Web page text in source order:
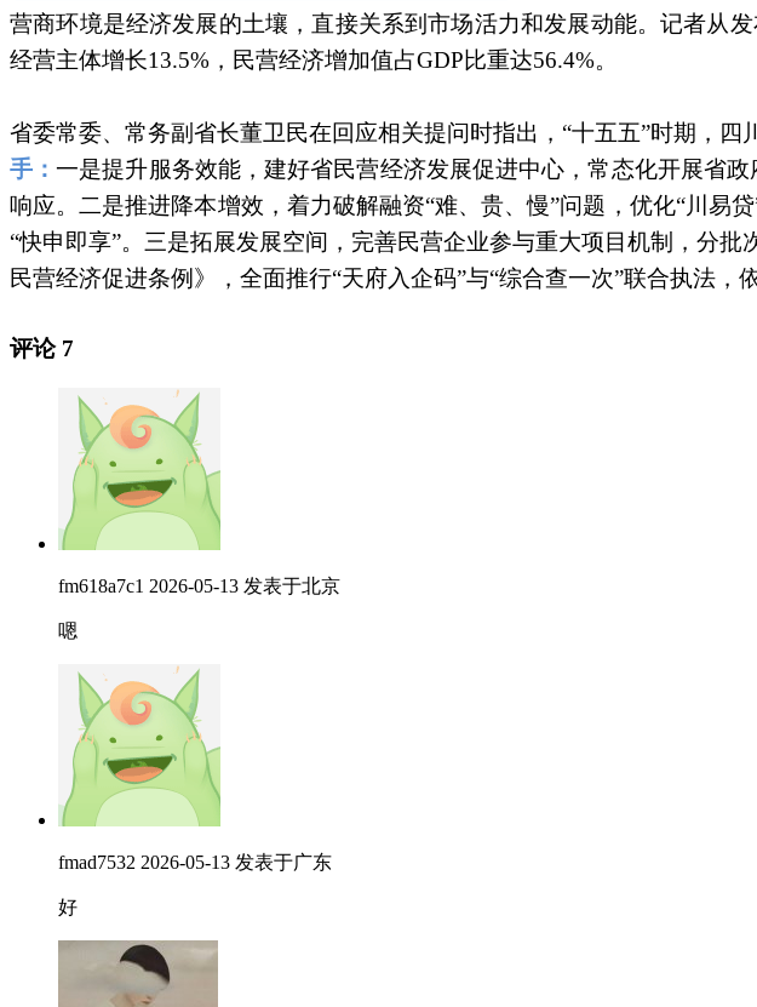
营商环境是经济发展的土壤，直接关系到市场活力和发展动能。记者从
经营主体增长13.5%，民营经济增加值占GDP比重达56.4%。
省委常委、常务副省长董卫民在回应相关提问时指出，“十五五”时期，
手：一是提升服务效能，建好省民营经济发展促进中心，常态化开展省
响应。二是推进降本增效，着力破解融资“难、贵、慢”问题，优化“川
“快申即享”。三是拓展发展空间，完善民营企业参与重大项目机制，分
民营经济促进条例》，全面推行“天府入企码”与“综合查一次”联合执法
评论 7
fm618a7c1 2026-05-13 发表于北京
嗯
fmad7532 2026-05-13 发表于广东
好